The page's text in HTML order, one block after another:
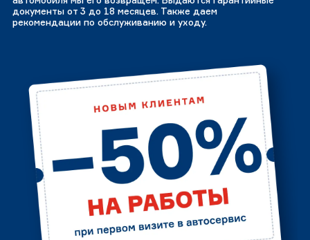
документы от 3 до 18 месяцев. Также даем
рекомендации по обслуживанию и уходу.